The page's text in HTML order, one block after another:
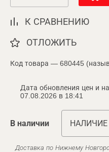
К СРАВНЕНИЮ
ОТЛОЖИТЬ
Код товара — 680445
Дата обновления цен и
07.08.2026 в 18:41
В наличии
Доставка по Нижнему